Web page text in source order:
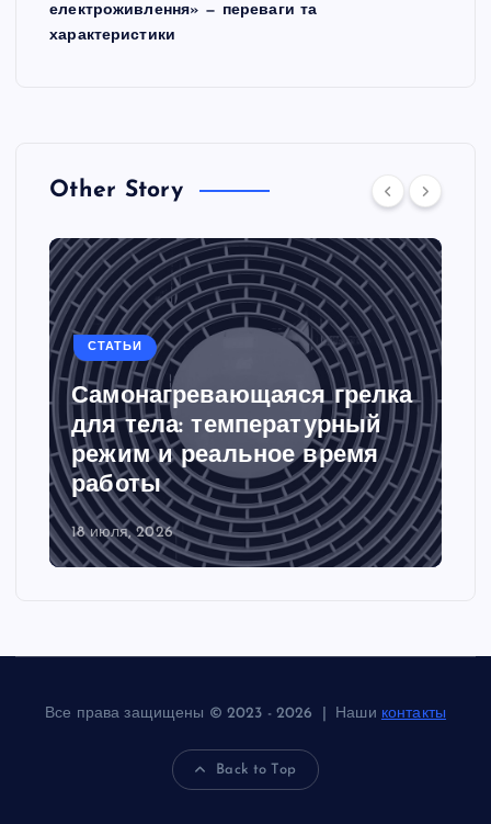
електроживлення» — переваги та
характеристики
Other Story
СТАТЬИ
Самонагревающаяся грелка
для тела: температурный
режим и реальное время
работы
18 июля, 2026
Все права защищены © 2023 - 2026 | Наши контакты
Back to Top